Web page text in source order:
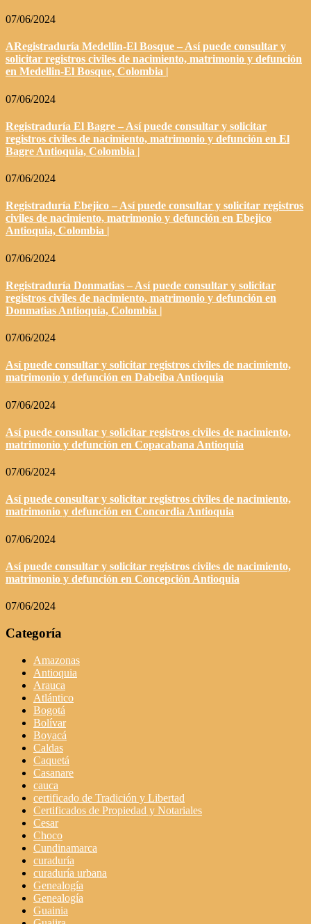
07/06/2024
ARegistraduría Medellin-El Bosque – Así puede consultar y
solicitar registros civiles de nacimiento, matrimonio y defunción
en Medellin-El Bosque, Colombia |
07/06/2024
Registraduría El Bagre – Así puede consultar y solicitar
registros civiles de nacimiento, matrimonio y defunción en El
Bagre Antioquia, Colombia |
07/06/2024
Registraduría Ebejico – Así puede consultar y solicitar registros
civiles de nacimiento, matrimonio y defunción en Ebejico
Antioquia, Colombia |
07/06/2024
Registraduría Donmatias – Así puede consultar y solicitar
registros civiles de nacimiento, matrimonio y defunción en
Donmatias Antioquia, Colombia |
07/06/2024
Así puede consultar y solicitar registros civiles de nacimiento,
matrimonio y defunción en Dabeiba Antioquia
07/06/2024
Así puede consultar y solicitar registros civiles de nacimiento,
matrimonio y defunción en Copacabana Antioquia
07/06/2024
Así puede consultar y solicitar registros civiles de nacimiento,
matrimonio y defunción en Concordia Antioquia
07/06/2024
Así puede consultar y solicitar registros civiles de nacimiento,
matrimonio y defunción en Concepción Antioquia
07/06/2024
Categoría
Amazonas
Antioquia
Arauca
Atlántico
Bogotá
Bolívar
Boyacá
Caldas
Caquetá
Casanare
cauca
certificado de Tradición y Libertad
Certificados de Propiedad y Notariales
Cesar
Choco
Cundinamarca
curaduría
curaduría urbana
Genealogía
Genealogía
Guainia